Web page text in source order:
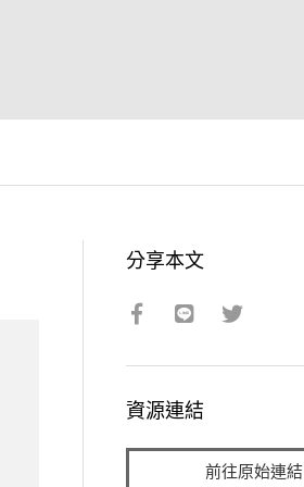
分享本文
資源連結
前往原始連結